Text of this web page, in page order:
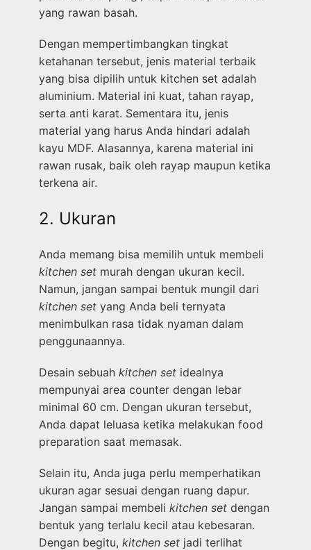
yang rawan basah.
Dengan mempertimbangkan tingkat
ketahanan tersebut, jenis material terbaik
yang bisa dipilih untuk kitchen set adalah
aluminium. Material ini kuat, tahan rayap,
serta anti karat. Sementara itu, jenis
material yang harus Anda hindari adalah
kayu MDF. Alasannya, karena material ini
rawan rusak, baik oleh rayap maupun ketika
terkena air.
2. Ukuran
Anda memang bisa memilih untuk membeli
kitchen set murah dengan ukuran kecil.
Namun, jangan sampai bentuk mungil dari
kitchen set yang Anda beli ternyata
menimbulkan rasa tidak nyaman dalam
penggunaannya.
Desain sebuah kitchen set idealnya
mempunyai area counter dengan lebar
minimal 60 cm. Dengan ukuran tersebut,
Anda dapat leluasa ketika melakukan food
preparation saat memasak.
Selain itu, Anda juga perlu memperhatikan
ukuran agar sesuai dengan ruang dapur.
Jangan sampai membeli kitchen set dengan
bentuk yang terlalu kecil atau kebesaran.
Dengan begitu, kitchen set jadi terlihat